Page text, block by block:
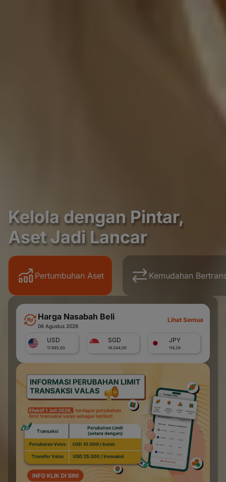
Kelola dengan Pintar,
Aset Jadi Lancar
Pertumbuhan Aset Kemudahan
Harga Nasabah Beli
06 Agustus 2026
Lihat Semua
USD
17.985,00
SGD
14.044,00
JPY
114,29